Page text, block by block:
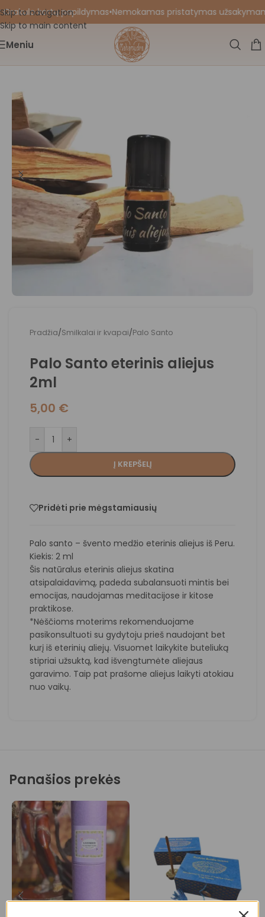
Skip to navigation
Skip to main content
kortų papildymas•Nemokamas pristatymas
Meniu
Pradžia/Smilkalai ir kvapai/Palo Santo
Palo Santo eterinis aliejus
2ml
5,00 €
- +
Į KREPŠELĮ
Pridėti prie mėgstamiausių
Palo santo – švento medžio eterinis aliejus iš Peru.
Kiekis: 2 ml
Šis natūralus eterinis aliejus skatina
atsipalaidavimą, padeda subalansuoti mintis bei
emocijas, naudojamas meditacijose ir kitose
praktikose.
*Nėščioms moterims rekomenduojame
pasikonsultuoti su gydytoju prieš naudojant bet
kurį iš eterinių aliejų. Visuomet laikykite buteliuką
stipriai užsuktą, kad išvengtumėte aliejaus
garavimo. Taip pat prašome aliejus laikyti atokiau
nuo vaikų.
Panašios prekės